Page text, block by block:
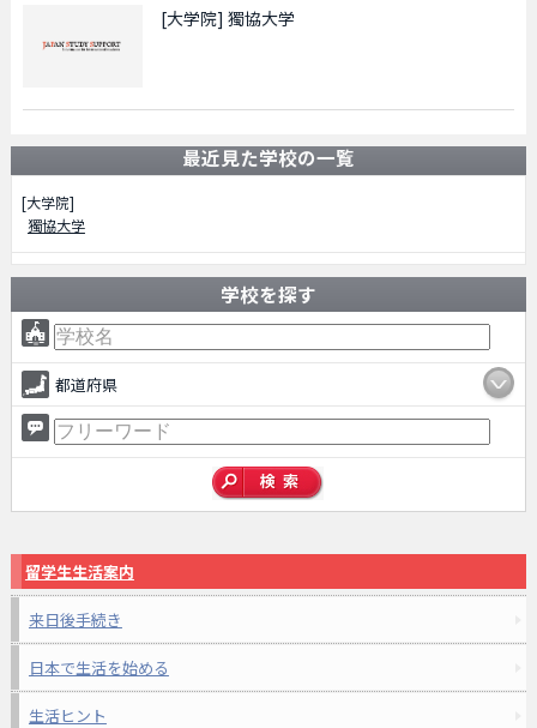
[大学院] 獨協大学
最近見た学校の一覧
[大学院]
獨協大学
学校を探す
都道府県
留学生生活案内
来日後手続き
日本で生活を始める
生活ヒント